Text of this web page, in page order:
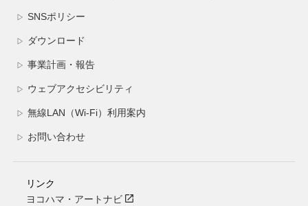
▷ SNSポリシー
▷ ダウンロード
▷ 事業計画・報告
▷ ウェブアクセシビリティ
▷ 無線LAN（Wi-Fi）利用案内
▷ お問い合わせ
リンク
ヨコハマ・アートナビ